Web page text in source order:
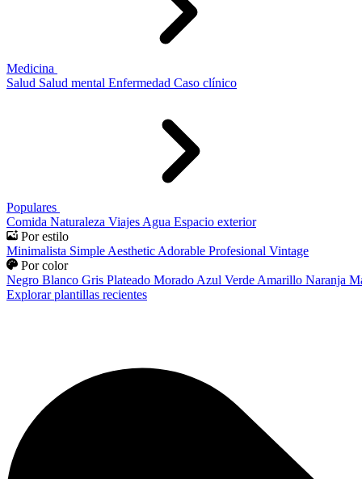
Medicina
Salud Salud mental Enfermedad Caso clínico
Populares
Comida Naturaleza Viajes Agua Espacio exterior
Por estilo
Minimalista Simple Aesthetic Adorable Profesional Vintage
Por color
Negro Blanco Gris Plateado Morado Azul Verde Amarillo Naranja
Explorar plantillas recientes